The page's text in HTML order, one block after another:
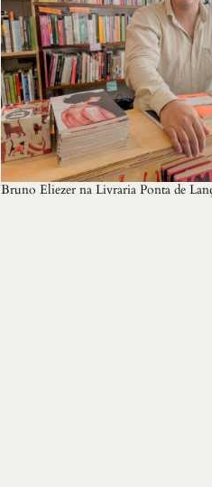
Bruno Eliezer na Livraria Ponta de